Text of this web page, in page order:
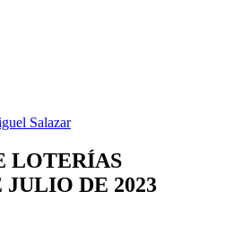
Salazar
LOTERÍAS
DE 2023